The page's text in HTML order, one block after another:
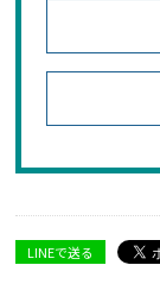
LINEで送る